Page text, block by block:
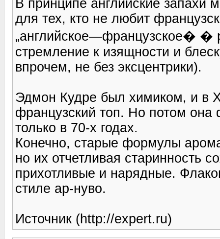
В принципе английские запахи
для тех, кто не любит
„английское—французское� �
стремление к изящности и
впрочем, не без эксцентрики).
Эдмон Кудре был химиком, и в
французский топ. Но потом она
только в 70-х годах.
Конечно, старые формулы
но их отчетливая старинность
прихотливые и нарядные.
стиле ар-нуво.
Источник (http://expert.ru)